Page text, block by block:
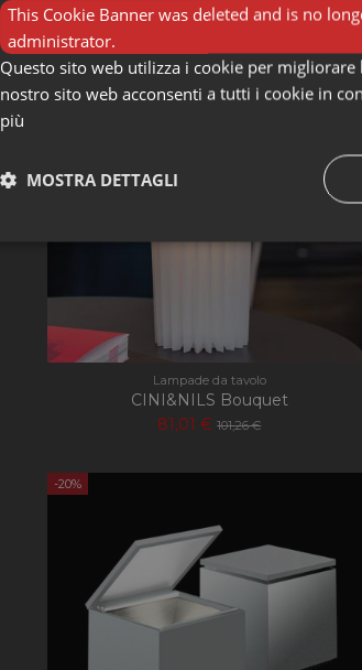
-20%
Lampade da tavolo
CINI&NILS Bouquet
81,01 € 101,26 €
-20%
This Cookie Banner was deleted and is no
administrator.
Questo sito web utilizza i cookie per
nostro sito web acconsenti a tutti i cookie in
più
MOSTRA DETTAGLI
Strettamente necessari
Strettamente necessari
Nome
CookieScript
apilluminazione.com
2 giorni
PHP.net
apilluminazione.com